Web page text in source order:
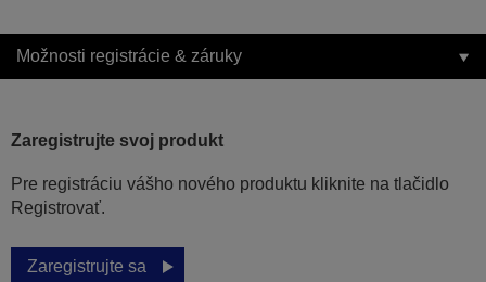
Možnosti registrácie & záruky
Zaregistrujte svoj produkt
Pre registráciu vášho nového produktu kliknite na tlačidlo
Registrovať.
Zaregistrujte sa